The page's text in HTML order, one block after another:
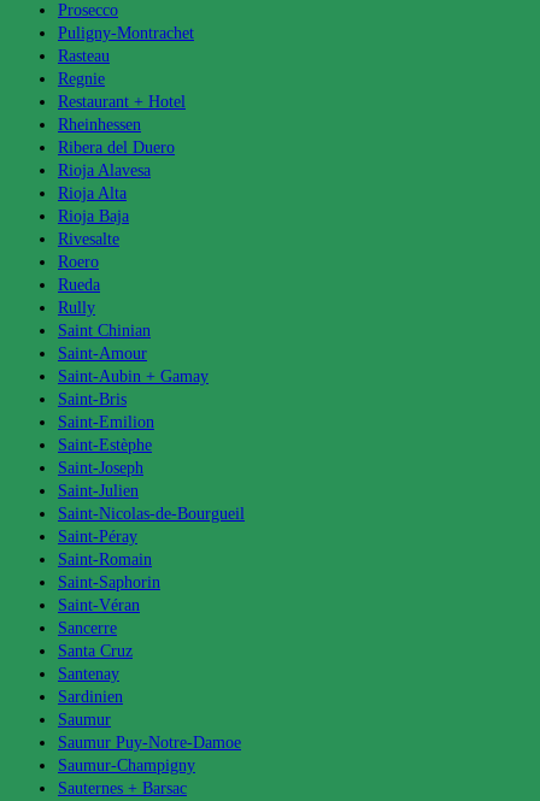
Prosecco
Puligny-Montrachet
Rasteau
Regnie
Restaurant + Hotel
Rheinhessen
Ribera del Duero
Rioja Alavesa
Rioja Alta
Rioja Baja
Rivesalte
Roero
Rueda
Rully
Saint Chinian
Saint-Amour
Saint-Aubin + Gamay
Saint-Bris
Saint-Emilion
Saint-Estèphe
Saint-Joseph
Saint-Julien
Saint-Nicolas-de-Bourgueil
Saint-Péray
Saint-Romain
Saint-Saphorin
Saint-Véran
Sancerre
Santa Cruz
Santenay
Sardinien
Saumur
Saumur Puy-Notre-Damoe
Saumur-Champigny
Sauternes + Barsac